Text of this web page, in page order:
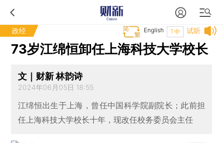
政经 试听
T中
English
73岁江绵恒卸任上海科技大学校长
文｜财新 林韵诗
2024年06月05日 18:55
江绵恒出生于上海，曾任中国科学院副院长；此前担
任上海科技大学校长十年，现改任校务委员会主任